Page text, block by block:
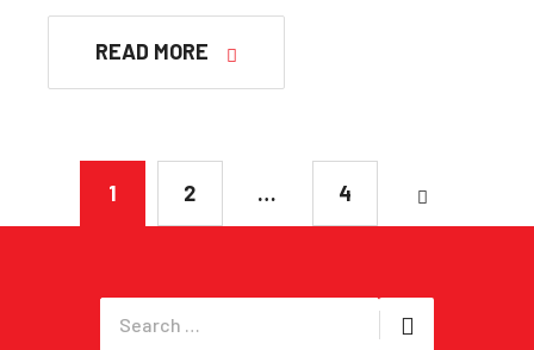
READ MORE
1 2 … 4